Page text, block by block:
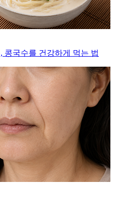
콩국수를 건강하게 먹는 법